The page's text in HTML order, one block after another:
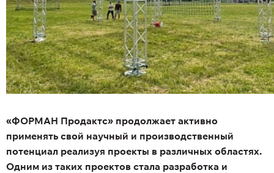
«ФОРМАН Продактс» продолжает активно
применять свой научный и производственный
потенциал реализуя проекты в различных областях.
Одним из таких проектов стала разработка и